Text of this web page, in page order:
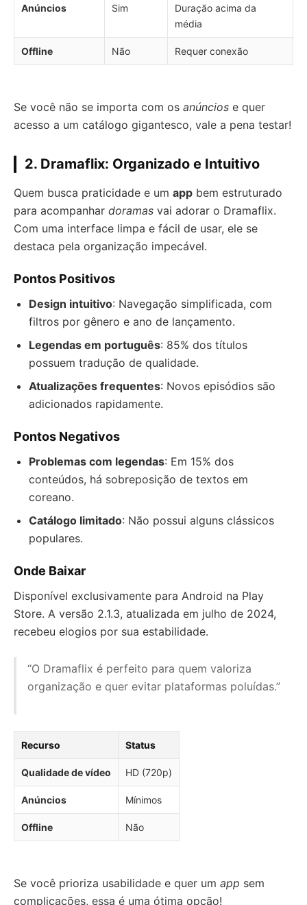
Anúncios Sim
Duração acima da
média
Offline Não Requer conexão
Se você não se importa com os anúncios e quer
acesso a um catálogo gigantesco, vale a pena testar!
2. Dramaflix: Organizado e Intuitivo
Quem busca praticidade e um app bem estruturado
para acompanhar doramas vai adorar o Dramaflix.
Com uma interface limpa e fácil de usar, ele se
destaca pela organização impecável.
Pontos Positivos
Design intuitivo: Navegação simplificada, com
filtros por gênero e ano de lançamento.
Legendas em português: 85% dos títulos
possuem tradução de qualidade.
Atualizações frequentes: Novos episódios são
adicionados rapidamente.
Pontos Negativos
Problemas com legendas: Em 15% dos
conteúdos, há sobreposição de textos em
coreano.
Catálogo limitado: Não possui alguns clássicos
populares.
Onde Baixar
Disponível exclusivamente para Android na Play
Store. A versão 2.1.3, atualizada em julho de 2024,
recebeu elogios por sua estabilidade.
“O Dramaflix é perfeito para quem valoriza
organização e quer evitar plataformas poluídas.”
Recurso Status
Qualidade de vídeo HD (720p)
Anúncios Mínimos
Offline Não
Se você prioriza usabilidade e quer um app sem
complicações, essa é uma ótima opção!